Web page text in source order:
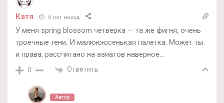
Катя 6 лет назад
У меня spring blossom четверка — та же фигня, очень
троечные тени. И малюююсенькая палетка. Может ты
и права, рассчитано на азиатов наверное…
0 Ответить
Автор